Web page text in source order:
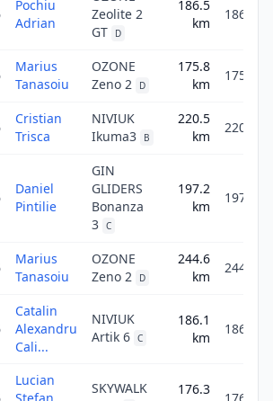
Pochiu
Adrian
Zeolite 2
GT
D
186.5
km
186.5
Marius
Tanasoiu
OZONE
Zeno 2
D
175.8
km
175.8
Cristian
Trisca
NIVIUK
Ikuma3
B
220.5
km
220.5
Daniel
Pintilie
GIN
GLIDERS
Bonanza
3 C
197.2
km
197.2
Marius
Tanasoiu
OZONE
Zeno 2
D
244.6
km
244.6
Catalin
Alexandru
Cali...
NIVIUK
Artik 6 C
186.1
km
186.1
Lucian
SKYWALK
176.3